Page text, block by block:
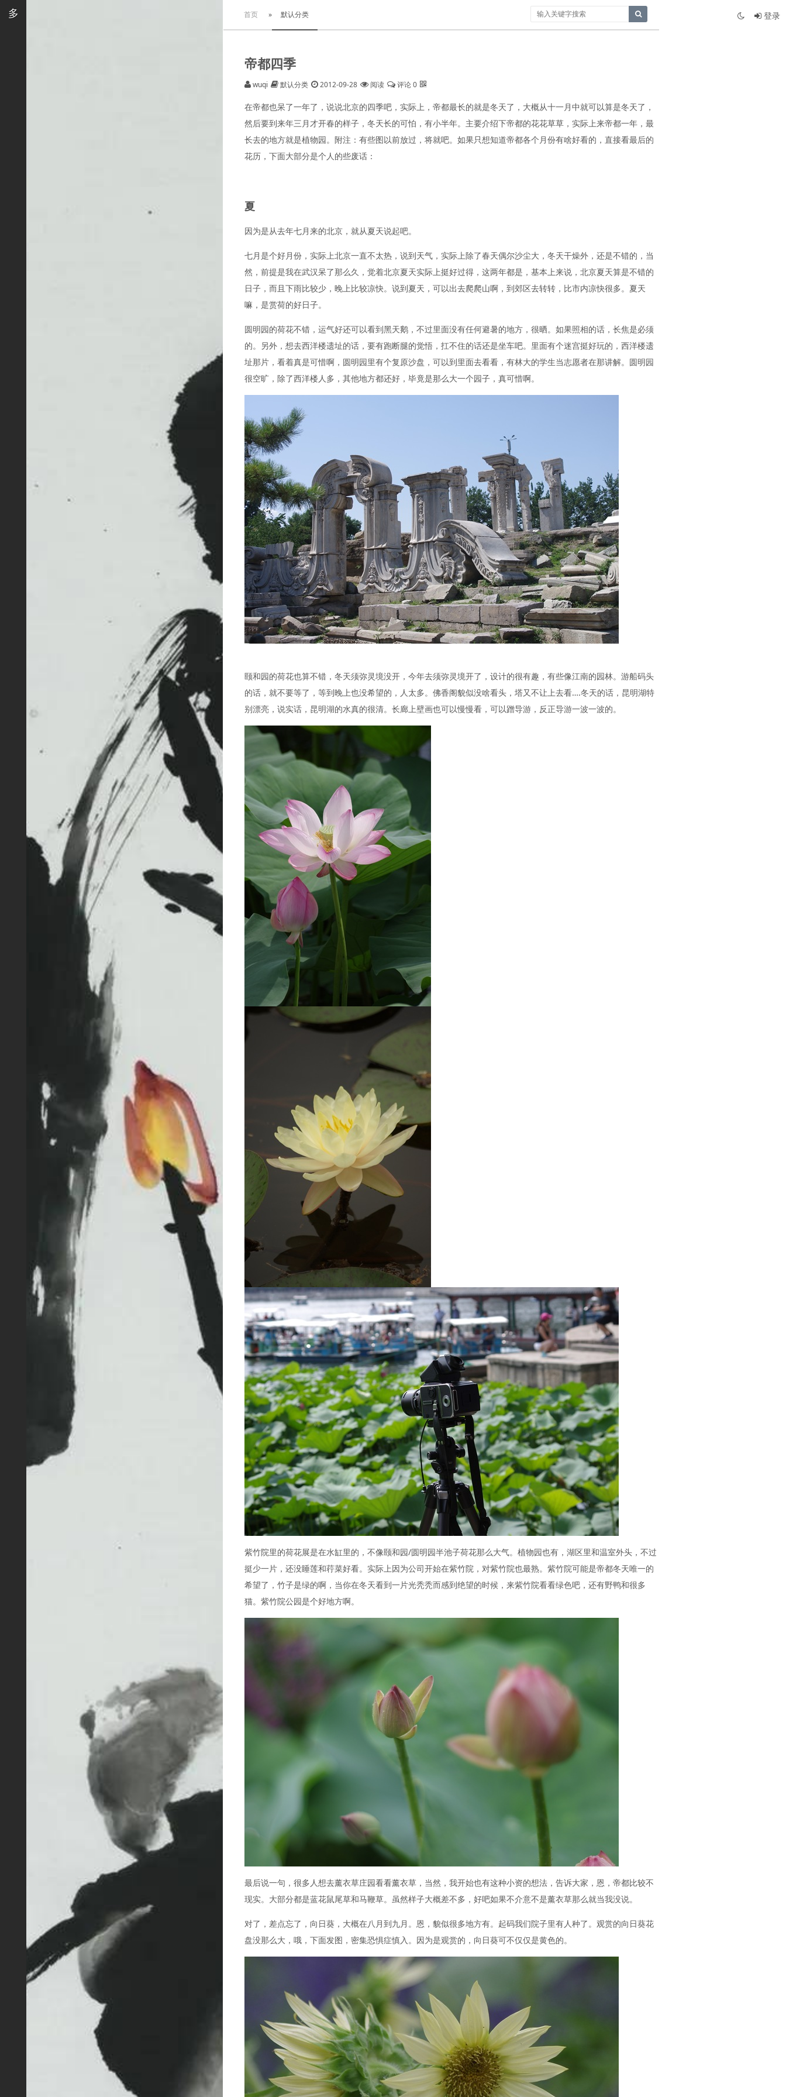
登录
多 首页 » 默认分类
帝都四季
wuqi 默认分类 2012-09-28 阅读 评论 0
在帝都也呆了一年了，说说北京的四季吧，实际上，帝都最长的就是冬天了，大概从十一月中就可以算是冬天了，
然后要到来年三月才开春的样子，冬天长的可怕，有小半年。主要介绍下帝都的花花草草，实际上来帝都一年，最
长去的地方就是植物园。附注：有些图以前放过，将就吧。如果只想知道帝都各个月份有啥好看的，直接看最后的
花历，下面大部分是个人的些废话：
夏
因为是从去年七月来的北京，就从夏天说起吧。
七月是个好月份，实际上北京一直不太热，说到天气，实际上除了春天偶尔沙尘大，冬天干燥外，还是不错的，当
然，前提是我在武汉呆了那么久，觉着北京夏天实际上挺好过得，这两年都是，基本上来说，北京夏天算是不错的
日子，而且下雨比较少，晚上比较凉快。说到夏天，可以出去爬爬山啊，到郊区去转转，比市内凉快很多。夏天
嘛，是赏荷的好日子。
圆明园的荷花不错，运气好还可以看到黑天鹅，不过里面没有任何避暑的地方，很晒。如果照相的话，长焦是必须
的。另外，想去西洋楼遗址的话，要有跑断腿的觉悟，扛不住的话还是坐车吧。里面有个迷宫挺好玩的，西洋楼遗
址那片，看着真是可惜啊，圆明园里有个复原沙盘，可以到里面去看看，有林大的学生当志愿者在那讲解。圆明园
很空旷，除了西洋楼人多，其他地方都还好，毕竟是那么大一个园子，真可惜啊。
颐和园的荷花也算不错，冬天须弥灵境没开，今年去须弥灵境开了，设计的很有趣，有些像江南的园林。游船码头
的话，就不要等了，等到晚上也没希望的，人太多。佛香阁貌似没啥看头，塔又不让上去看….冬天的话，昆明湖特
别漂亮，说实话，昆明湖的水真的很清。长廊上壁画也可以慢慢看，可以蹭导游，反正导游一波一波的。
紫竹院里的荷花展是在水缸里的，不像颐和园/圆明园半池子荷花那么大气。植物园也有，湖区里和温室外头，不过
挺少一片，还没睡莲和荇菜好看。实际上因为公司开始在紫竹院，对紫竹院也最熟。紫竹院可能是帝都冬天唯一的
希望了，竹子是绿的啊，当你在冬天看到一片光秃秃而感到绝望的时候，来紫竹院看看绿色吧，还有野鸭和很多
猫。紫竹院公园是个好地方啊。
最后说一句，很多人想去薰衣草庄园看看薰衣草，当然，我开始也有这种小资的想法，告诉大家，恩，帝都比较不
现实。大部分都是蓝花鼠尾草和马鞭草。虽然样子大概差不多，好吧如果不介意不是薰衣草那么就当我没说。
对了，差点忘了，向日葵，大概在八月到九月。恩，貌似很多地方有。起码我们院子里有人种了。观赏的向日葵花
盘没那么大，哦，下面发图，密集恐惧症慎入。因为是观赏的，向日葵可不仅仅是黄色的。